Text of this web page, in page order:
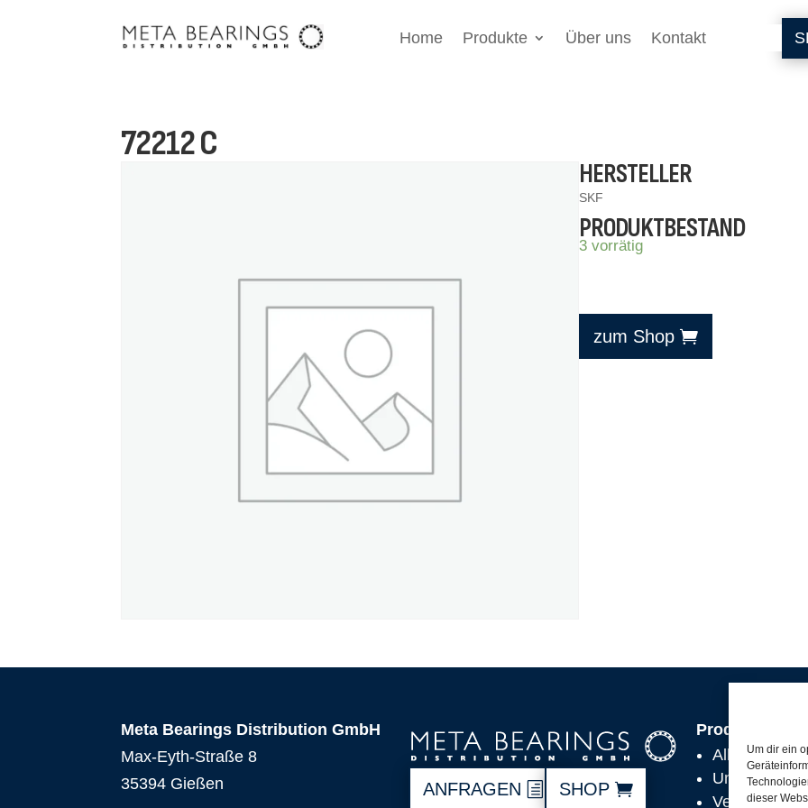
Um dir ein
dieser
Home Produkte Über uns Kontakt
72212 C
HERSTELLER
SKF
PRODUKTBESTAND
3 vorrätig
zum Shop
Meta Bearings Distribution GmbH
Max-Eyth-Straße 8
35394 Gießen
ANFRAGEN SHOP
Produkte
Alle
Unsere
Versand,